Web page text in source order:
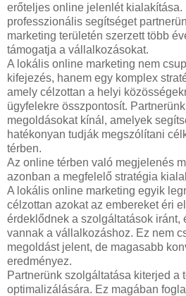
erőteljes online jelenlét kialakítása.
professzionális segítséget
marketing területén szerzett több
támogatja a vállalkozásokat.
A lokális online marketing nem
kifejezés, hanem egy komplex
amely célzottan a helyi
ügyfelekre összpontosít.
megoldásokat kínál, amelyek
hatékonyan tudják megszólítani
térben.
Az online térben való megjelenés
azonban a megfelelő stratégia
A lokális online marketing egyik
célzottan azokat az embereket éri
érdeklődnek a szolgáltatások iránt,
vannak a vállalkozáshoz. Ez nem
megoldást jelent, de magasabb
eredményez.
Partnerünk szolgáltatása kiterjed a
optimalizálására. Ez magában